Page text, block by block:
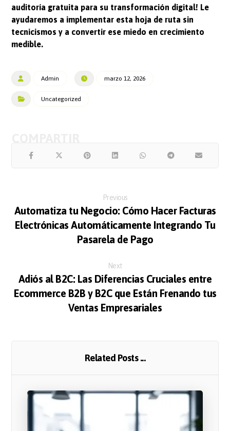
auditoría gratuita para su transformación digital! Le
ayudaremos a implementar esta hoja de ruta sin
tecnicismos y a convertir ese miedo en crecimiento
medible.
Admin marzo 12, 2026
Uncategorized
Previous
Automatiza tu Negocio: Cómo Hacer Facturas
Electrónicas Automáticamente Integrando Tu
Pasarela de Pago
Next
Adiós al B2C: Las Diferencias Cruciales entre
Ecommerce B2B y B2C que Están Frenando tus
Ventas Empresariales
Related Posts ...